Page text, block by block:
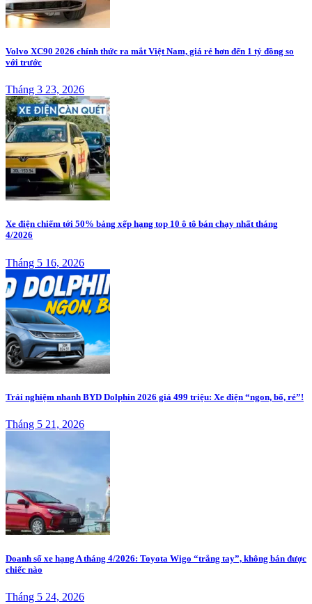
Volvo XC90 2026 chính thức ra mắt Việt Nam, giá rẻ hơn đến 1 tỷ đồng so
với trước
Tháng 3 23, 2026
Xe điện chiếm tới 50% bảng xếp hạng top 10 ô tô bán chạy nhất tháng
4/2026
Tháng 5 16, 2026
Trải nghiệm nhanh BYD Dolphin 2026 giá 499 triệu: Xe điện “ngon, bổ, rẻ”!
Tháng 5 21, 2026
Doanh số xe hạng A tháng 4/2026: Toyota Wigo “trắng tay”, không bán được
chiếc nào
Tháng 5 24, 2026